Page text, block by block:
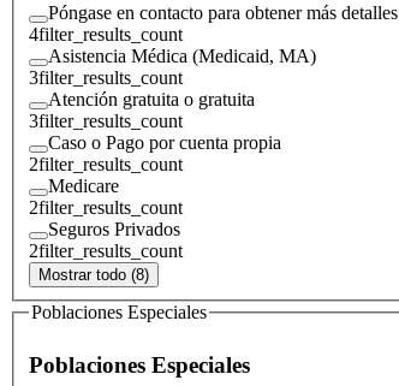
Póngase en contacto para obtener más detalles
4filter_results_count
Asistencia Médica (Medicaid, MA)
3filter_results_count
Atención gratuita o gratuita
3filter_results_count
Caso o Pago por cuenta propia
2filter_results_count
Medicare
2filter_results_count
Seguros Privados
2filter_results_count
Mostrar todo (8)
Poblaciones Especiales
Poblaciones Especiales